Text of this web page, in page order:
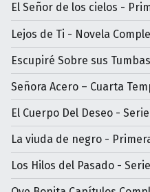
El Señor de los cielos -
Lejos de Ti - Novela
Escupiré Sobre sus
Señora Acero – Cuarta
El Cuerpo Del Deseo -
La viuda de negro -
Los Hilos del Pasado -